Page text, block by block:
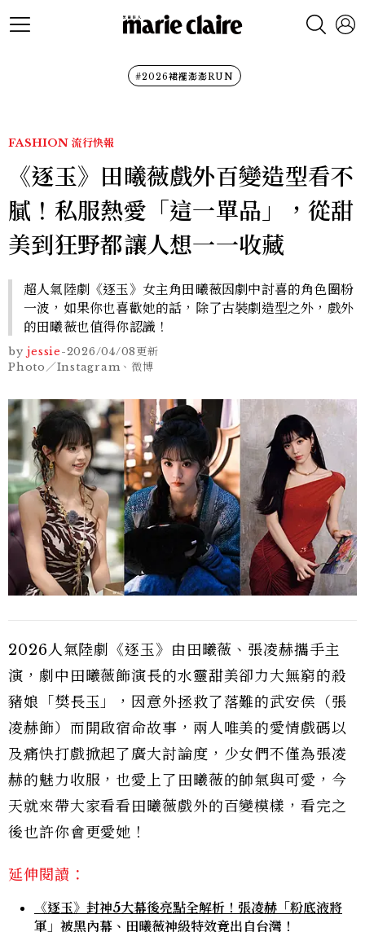
#2026裙襬澎澎RUN
FASHION 流行快報
《逐玉》田曦薇戲外百變造型看不
膩！私服熱愛「這一單品」，從甜
美到狂野都讓人想一一收藏
超人氣陸劇《逐玉》女主角田曦薇因劇中討喜的角色圈粉
一波，如果你也喜歡她的話，除了古裝劇造型之外，戲外
的田曦薇也值得你認識！
by jessie-2026/04/08更新
Photo／Instagram、微博
2026人氣陸劇《逐玉》由田曦薇、張凌赫攜手主
演，劇中田曦薇飾演長的水靈甜美卻力大無窮的殺
豬娘「樊長玉」，因意外拯救了落難的武安侯（張
凌赫飾）而開啟宿命故事，兩人唯美的愛情戲碼以
及痛快打戲掀起了廣大討論度，少女們不僅為張凌
赫的魅力收服，也愛上了田曦薇的帥氣與可愛，今
天就來帶大家看看田曦薇戲外的百變模樣，看完之
後也許你會更愛她！
延伸閱讀：
《逐玉》封神5大幕後亮點全解析！張凌赫「粉底液將
軍」被黑內幕、田曦薇神級特效竟出自台灣！